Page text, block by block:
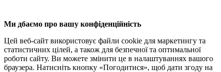
Ми дбаємо про вашу конфіденційність
Цей веб-сайт використовує файли cookie для маркетингу та
статистичних цілей, а також для безпечної та оптимальної
роботи сайту. Ви можете змінити це в налаштуваннях вашого
браузера. Натисніть кнопку «Погодитися», щоб дати згоду на